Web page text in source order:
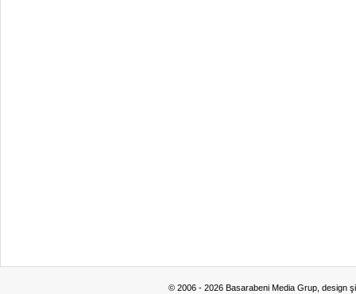
© 2006 - 2026 Basarabeni Media Grup, design